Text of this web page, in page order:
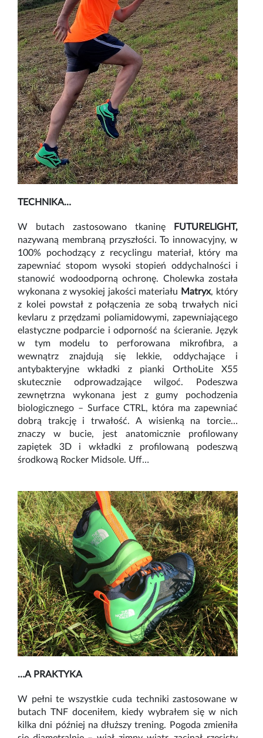
TECHNIKA…
W butach zastosowano tkaninę
FUTURELIGHT,
nazywaną membraną przyszłości. To innowacyjny, w
100% pochodzący z recyclingu materiał, który ma
zapewniać stopom wysoki stopień oddychalności i
stanowić wodoodporną ochronę. Cholewka została
wykonana z wysokiej jakości materiału Matryx, który
z kolei powstał z połączenia ze sobą trwałych nici
kevlaru z przędzami poliamidowymi, zapewniającego
elastyczne podparcie i odporność na ścieranie. Język
w tym modelu to perforowana mikrofibra, a
wewnątrz znajdują się lekkie, oddychające i
antybakteryjne wkładki z pianki OrthoLite X55
skutecznie odprowadzające wilgoć. Podeszwa
zewnętrzna wykonana jest z gumy pochodzenia
biologicznego – Surface CTRL, która ma zapewniać
dobrą trakcję i trwałość. A wisienką na torcie…
znaczy w bucie, jest anatomicznie profilowany
zapiętek 3D i wkładki z profilowaną podeszwą
środkową Rocker Midsole. Uff…
…A PRAKTYKA
W pełni te wszystkie cuda techniki zastosowane w
butach TNF doceniłem, kiedy wybrałem się w nich
kilka dni później na dłuższy trening. Pogoda zmieniła